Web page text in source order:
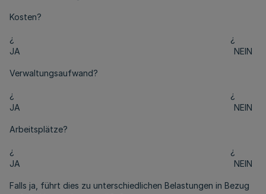
Kosten?
¿ ¿
JA NEIN
Verwaltungsaufwand?
¿ ¿
JA NEIN
Arbeitsplätze?
¿ ¿
JA NEIN
Falls ja, führt dies zu unterschiedlichen Belastungen in Bezug